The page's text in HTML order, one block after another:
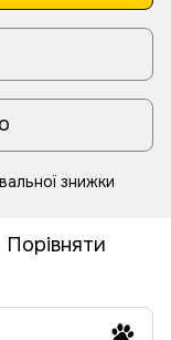
знижки
Порівняти